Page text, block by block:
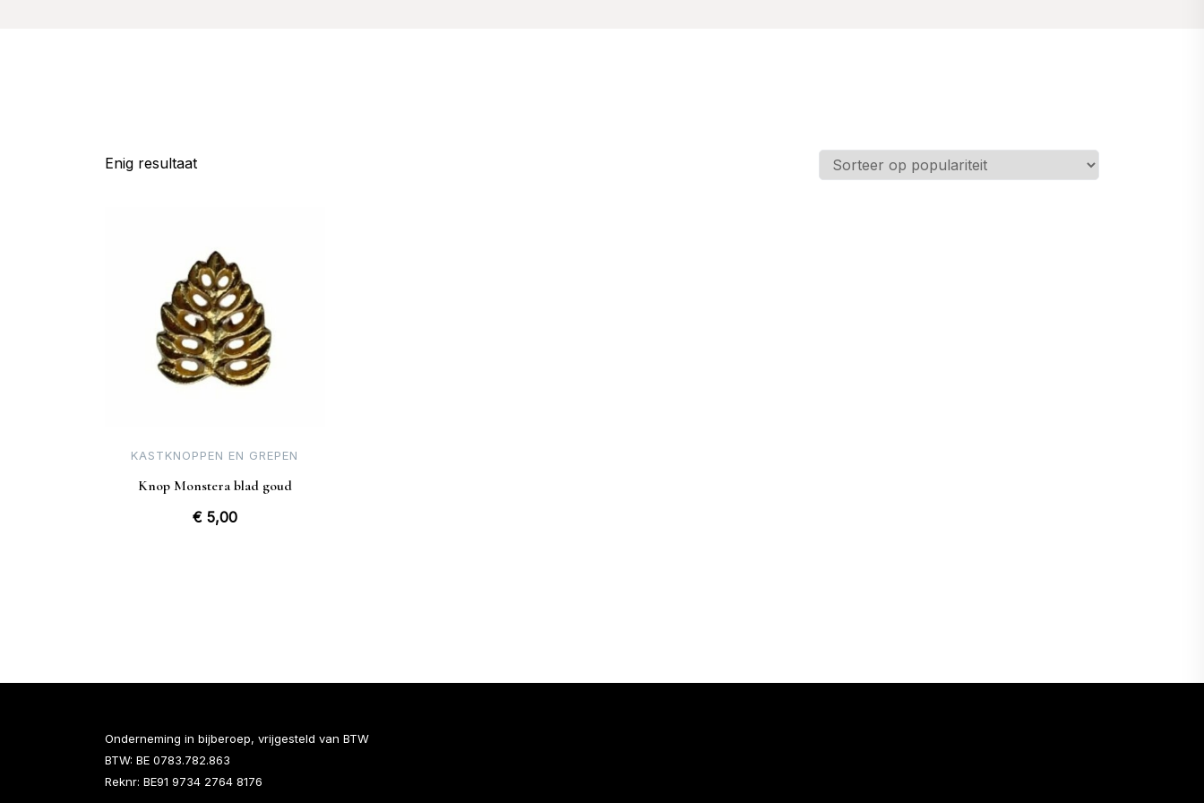
Enig resultaat
KASTKNOPPEN EN GREPEN
Knop Monstera blad goud
€5,00
Onderneming in bijberoep, vrijgesteld van BTW
BTW: BE 0783.782.863
Reknr: BE91 9734 2764 8176